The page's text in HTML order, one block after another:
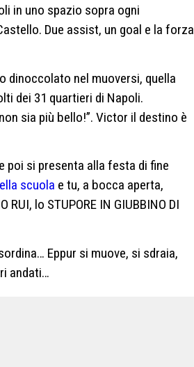
in uno spazio sopra ogni
Due assist, un goal e la forza
dinoccolato nel muoversi, quella
dei 31 quartieri di Napoli.
sia più bello!”. Victor il destino è
e poi si presenta alla festa di fine
scuola e tu, a bocca aperta,
lo STUPORE IN GIUBBINO DI
Eppur si muove, si sdraia,
andati…